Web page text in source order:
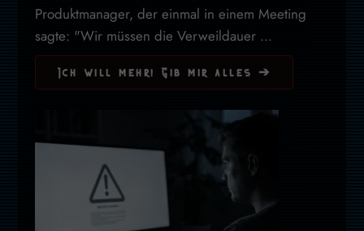
Produktmanager, der einmal in einem Meeting
sagte: "Wir müssen die Verweildauer ...
Ich will mehr! Gib mir alles ➔